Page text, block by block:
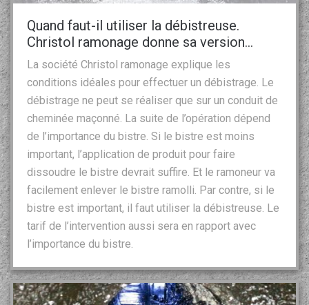
Quand faut-il utiliser la débistreuse.
Christol ramonage donne sa version…
La société Christol ramonage explique les
conditions idéales pour effectuer un débistrage. Le
débistrage ne peut se réaliser que sur un conduit de
cheminée maçonné. La suite de l’opération dépend
de l’importance du bistre. Si le bistre est moins
important, l’application de produit pour faire
dissoudre le bistre devrait suffire. Et le ramoneur va
facilement enlever le bistre ramolli. Par contre, si le
bistre est important, il faut utiliser la débistreuse. Le
tarif de l’intervention aussi sera en rapport avec
l’importance du bistre.